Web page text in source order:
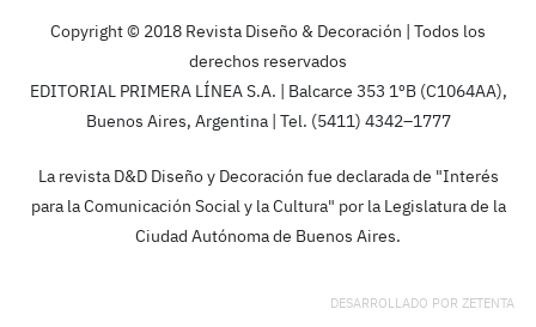
Copyright © 2018 Revista Diseño & Decoración | Todos los
derechos reservados
EDITORIAL PRIMERA LÍNEA S.A. | Balcarce 353 1ºB (C1064AA),
Buenos Aires, Argentina | Tel. (5411) 4342–1777
La revista D&D Diseño y Decoración fue declarada de "Interés
para la Comunicación Social y la Cultura" por la Legislatura de la
Ciudad Autónoma de Buenos Aires.
DESARROLLADO POR ZETENTA